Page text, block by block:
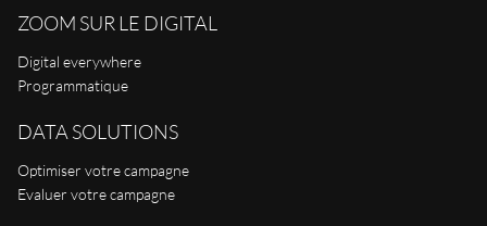
ZOOM SUR LE DIGITAL
Digital everywhere
Programmatique
DATA SOLUTIONS
Optimiser votre campagne
Evaluer votre campagne